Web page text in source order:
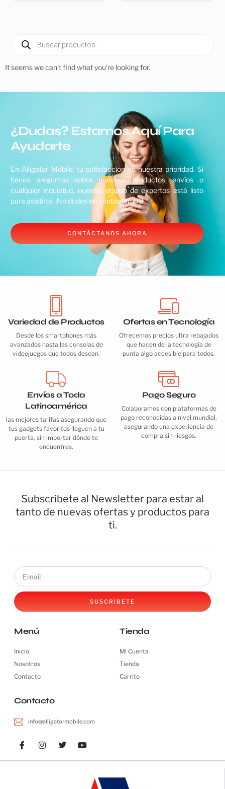
It seems we can't find what you're looking for.
¿Dudas? Estamos Aquí Para
Ayudarte
En Alligator Mobile, tu satisfacción es nuestra prioridad. Si
tienes preguntas sobre nuestros productos, envíos o
cualquier inquietud, nuestro equipo de expertos está listo
para asistirte. ¡No dudes en contactarnos!
CONTÁCTANOS AHORA
Variedad de Productos
Desde los smartphones más
avanzados hasta las consolas de
videojuegos que todos desean.
Ofertas en Tecnología
Ofrecemos precios ultra rebajados
que hacen de la tecnología de
punta algo accesible para todos.
Envíos a Toda
Latinoamérica
las mejores tarifas asegurando que
tus gadgets favoritos lleguen a tu
puerta, sin importar dónde te
encuentres.
Pago Seguro
Colaboramos con plataformas de
pago reconocidas a nivel mundial,
asegurando una experiencia de
compra sin riesgos.
Subscribete al Newsletter para estar al
tanto de nuevas ofertas y productos para
ti.
SUSCRÍBETE
Menú
Inicio
Nosotros
Contacto
Tienda
Mi Cuenta
Tienda
Carrito
Contacto
info@alligatormobile.com